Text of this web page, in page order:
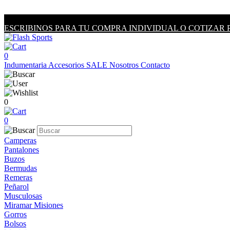
ESCRIBINOS PARA TU COMPRA INDIVIDUAL O COTIZAR
0
Indumentaria Accesorios SALE Nosotros Contacto
0
0
Camperas
Pantalones
Buzos
Bermudas
Remeras
Peñarol
Musculosas
Miramar Misiones
Gorros
Bolsos